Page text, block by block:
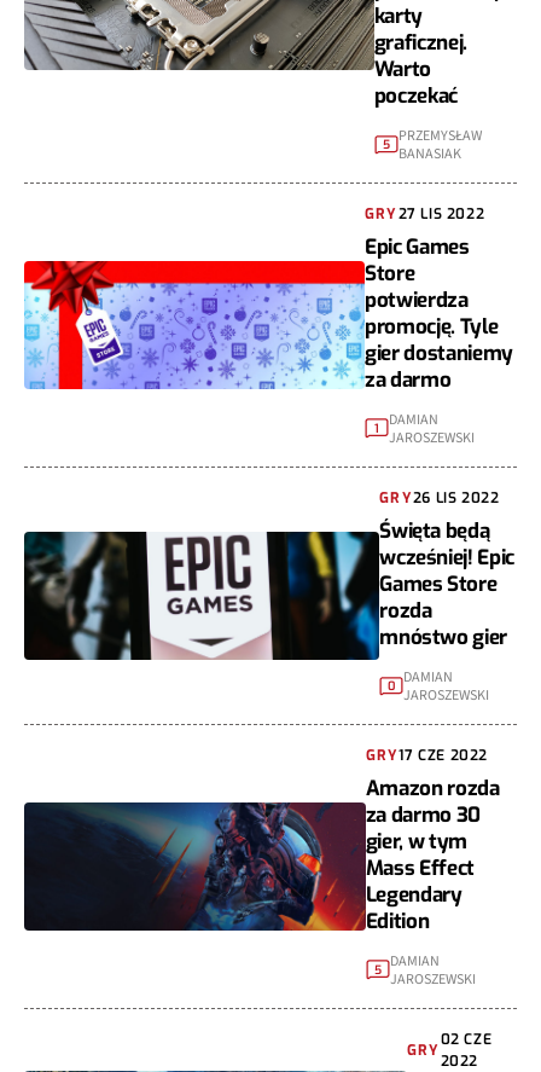
karty
graficznej.
Warto
poczekać
5 PRZEMYSŁAW
BANASIAK
GRY27 LIS 2022
Epic Games
Store
potwierdza
promocję. Tyle
gier dostaniemy
za darmo
1
DAMIAN
JAROSZEWSKI
GRY26 LIS 2022
Święta będą
wcześniej! Epic
Games Store
rozda
mnóstwo gier
0
DAMIAN
JAROSZEWSKI
GRY17 CZE 2022
Amazon rozda
za darmo 30
gier, w tym
Mass Effect
Legendary
Edition
5
DAMIAN
JAROSZEWSKI
GRY
02 CZE
2022